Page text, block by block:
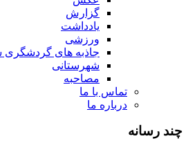
گزارش
یادداشت
ورزشی
جاذبه های
شهرستانی
مصاحبه
تماس با ما
درباره ما
چند رسانه